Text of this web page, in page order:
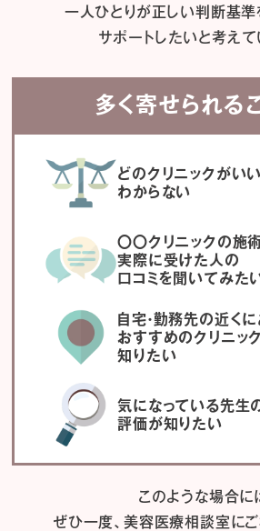
一人ひとりが正しい判断基準
サポートしたいと考えて
多く寄せられる
どのクリニックがい
わからない
〇〇クリニックの施
実際に受けた人の
口コミを聞いてみた
自宅・勤務先の近く
おすすめのクリニッ
知りたい
気になっている先生
評価が知りたい
このような場合に
ぜひ一度、美容医療相談室にご